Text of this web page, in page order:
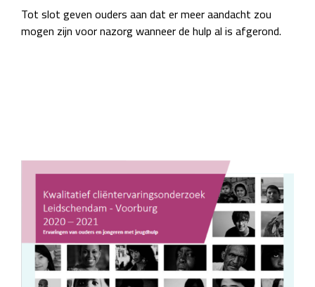
Tot slot geven ouders aan dat er meer aandacht zou
mogen zijn voor nazorg wanneer de hulp al is afgerond.